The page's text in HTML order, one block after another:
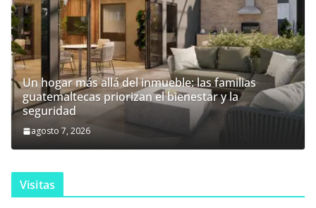
Un hogar más allá del inmueble: las familias
guatemaltecas priorizan el bienestar y la
seguridad
agosto 7, 2026
Visitas